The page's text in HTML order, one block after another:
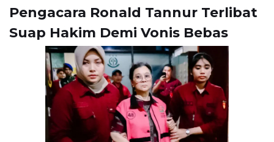
Pengacara Ronald Tannur Terlibat
Suap Hakim Demi Vonis Bebas